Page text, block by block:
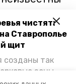
чистят:
Ставрополье
щит
созданы так
зоны,
пишетИА